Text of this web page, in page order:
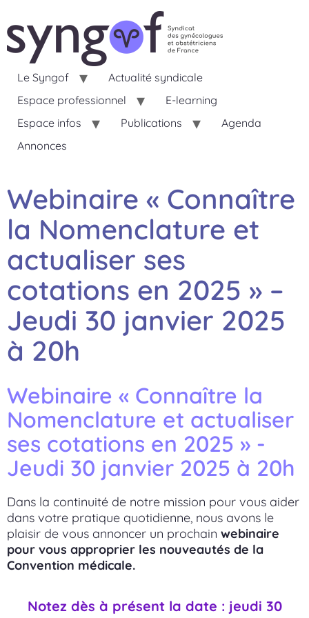
Le Syngof
Actualité syndicale
Espace professionnel
E-learning
Espace infos
Publications
Agenda
Annonces
Webinaire « Connaître
la Nomenclature et
actualiser ses
cotations en 2025 » –
Jeudi 30 janvier 2025
à 20h
Webinaire « Connaître la
Nomenclature et actualiser
ses cotations en 2025 » -
Jeudi 30 janvier 2025 à 20h
Dans la continuité de notre mission pour vous aider
dans votre pratique quotidienne, nous avons le
plaisir de vous annoncer un prochain webinaire
pour vous approprier les nouveautés de la
Convention médicale.
Notez dès à présent la date : jeudi 30